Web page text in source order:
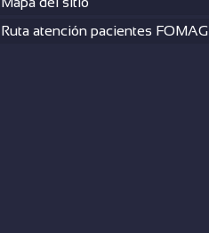
Ruta atención pacientes FOMAG